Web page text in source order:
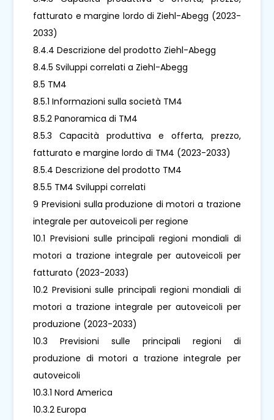
fatturato e margine lordo di Ziehl-Abegg (2023-
2033)
8.4.4 Descrizione del prodotto Ziehl-Abegg
8.4.5 Sviluppi correlati a Ziehl-Abegg
8.5 TM4
8.5.1 Informazioni sulla società TM4
8.5.2 Panoramica di TM4
8.5.3 Capacità produttiva e offerta, prezzo,
fatturato e margine lordo di TM4 (2023-2033)
8.5.4 Descrizione del prodotto TM4
8.5.5 TM4 Sviluppi correlati
9 Previsioni sulla produzione di motori a trazione
integrale per autoveicoli per regione
10.1 Previsioni sulle principali regioni mondiali di
motori a trazione integrale per autoveicoli per
fatturato (2023-2033)
10.2 Previsioni sulle principali regioni mondiali di
motori a trazione integrale per autoveicoli per
produzione (2023-2033)
10.3 Previsioni sulle principali regioni di
produzione di motori a trazione integrale per
autoveicoli
10.3.1 Nord America
10.3.2 Europa